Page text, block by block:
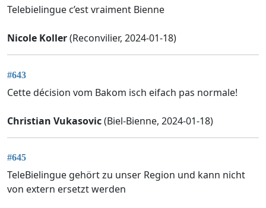
Telebielingue c’est vraiment Bienne
Nicole Koller(Reconvilier, 2024-01-18)
#643
Cette décision vom Bakom isch eifach pas normale!
Christian Vukasovic(Biel-Bienne, 2024-01-18)
#645
TeleBielingue gehört zu unser Region und kann nicht
von extern ersetzt werden